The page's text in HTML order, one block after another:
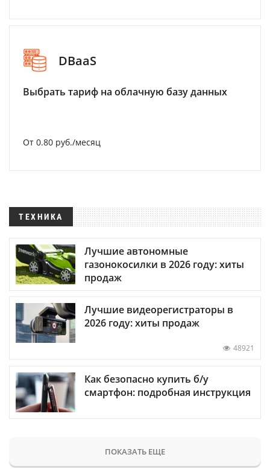
DBaaS
Выбрать тариф на облачную базу данных
От 0.80 руб./месяц
ТЕХНИКА
Лучшие автономные
газонокосилки в 2026 году: хиты
продаж
Лучшие видеорегистраторы в
2026 году: хиты продаж
48921
Как безопасно купить б/у
смартфон: подробная инструкция
ПОКАЗАТЬ ЕЩЕ